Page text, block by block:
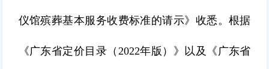
仪馆殡葬基本服务收费标准的请示》收悉。根据
《广东省定价目录（2022年版）》以及《广东省